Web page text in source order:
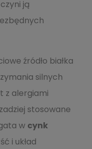
ją
źródło białka
silnych
z alergiami
stosowane
w cynk
i układ